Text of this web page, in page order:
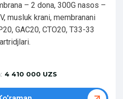
– 2 dona, 300G nasos –
musluk krani, membranani
GAC20, CTO20, T33-33
4 410 000 UZS